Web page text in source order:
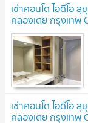
เช่าคอนโด ไอดีโอ
คลองเตย กรุงเทพ
ตอบทันที ทีมงานมือ
เช่าคอนโด ไอดีโอ
คลองเตย กรุงเทพ